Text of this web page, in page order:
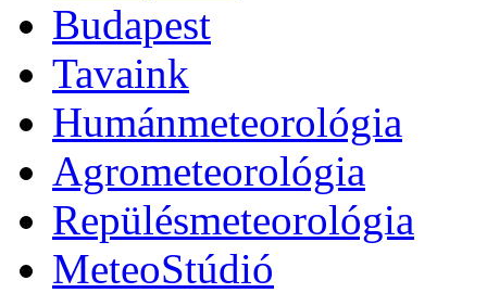
Budapest
Tavaink
Humánmeteorológia
Agrometeorológia
Repülésmeteorológia
MeteoStúdió